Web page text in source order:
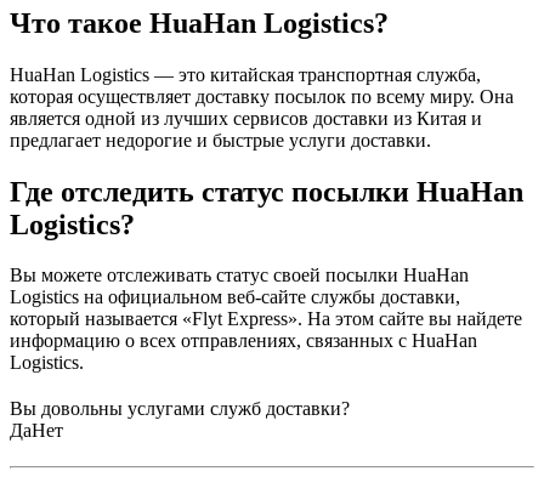
Что такое HuaHan Logistics?
HuaHan Logistics — это китайская транспортная служба,
которая осуществляет доставку посылок по всему миру. Она
является одной из лучших сервисов доставки из Китая и
предлагает недорогие и быстрые услуги доставки.
Где отследить статус посылки HuaHan
Logistics?
Вы можете отслеживать статус своей посылки HuaHan
Logistics на официальном веб-сайте службы доставки,
который называется «Flyt Express». На этом сайте вы найдете
информацию о всех отправлениях, связанных с HuaHan
Logistics.
Вы довольны услугами служб доставки?
ДаНет